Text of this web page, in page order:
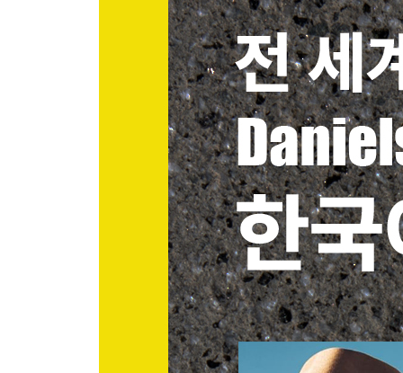
저자에 대하여 / 역자에 대하여